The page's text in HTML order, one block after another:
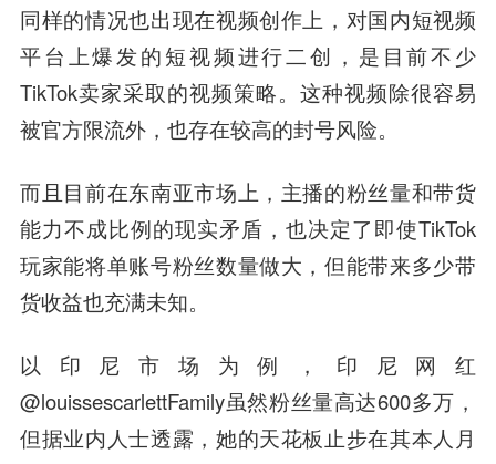
同样的情况也出现在视频创作上，对国内短视频
平台上爆发的短视频进行二创，是目前不少
TikTok卖家采取的视频策略。这种视频除很容易
被官方限流外，也存在较高的封号风险。
而且目前在东南亚市场上，主播的粉丝量和带货
能力不成比例的现实矛盾，也决定了即使TikTok
玩家能将单账号粉丝数量做大，但能带来多少带
货收益也充满未知。
以印尼市场为例，印尼网红
@louissescarlettFamily虽然粉丝量高达600多万，
但据业内人士透露，她的天花板止步在其本人月